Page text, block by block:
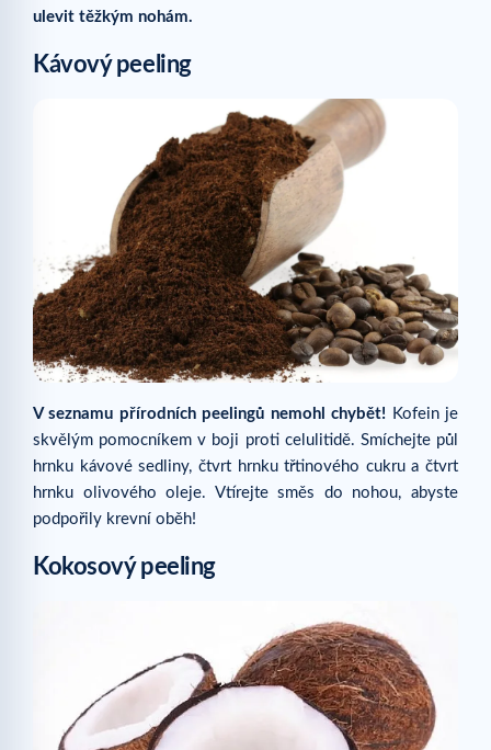
ulevit těžkým nohám.
Kávový peeling
V seznamu přírodních peelingů nemohl chybět! Kofein je
skvělým pomocníkem v boji proti celulitidě. Smíchejte půl
hrnku kávové sedliny, čtvrt hrnku třtinového cukru a čtvrt
hrnku olivového oleje. Vtírejte směs do nohou, abyste
podpořily krevní oběh!
Kokosový peeling